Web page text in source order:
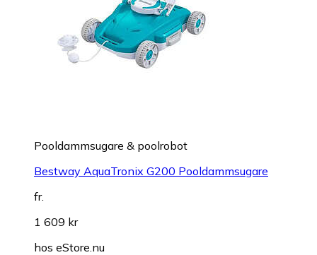
Pooldammsugare & poolrobot
Bestway AquaTronix G200 Pooldammsugare
fr.
1 609 kr
hos eStore.nu